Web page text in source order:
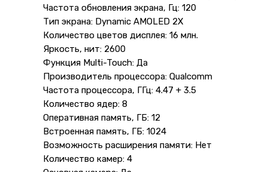
Частота обновления экрана, Гц: 120
Тип экрана: Dynamic AMOLED 2X
Количество цветов дисплея: 16 млн.
Яркость, нит: 2600
Функция Multi-Touch: Да
Производитель процессора: Qualcomm
Частота процессора, ГГц: 4.47 + 3.5
Количество ядер: 8
Оперативная память, ГБ: 12
Встроенная память, ГБ: 1024
Возможность расширения памяти: Нет
Количество камер: 4